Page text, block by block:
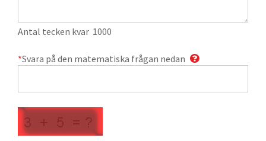
Antal tecken kvar 1000
*Svara på den matematiska frågan nedan